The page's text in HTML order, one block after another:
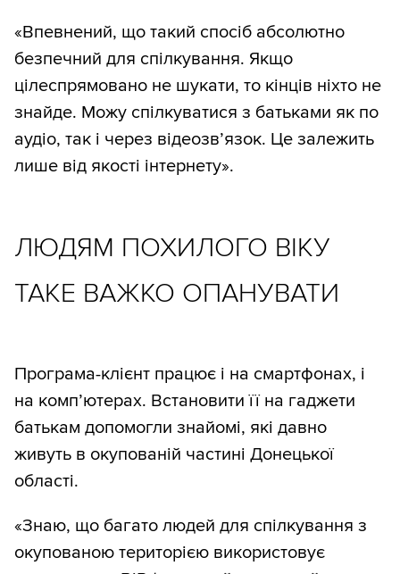
«Впевнений, що такий спосіб абсолютно
безпечний для спілкування. Якщо
цілеспрямовано не шукати, то кінців ніхто не
знайде. Можу спілкуватися з батьками як по
аудіо, так і через відеозв’язок. Це залежить
лише від якості інтернету».
ЛЮДЯМ ПОХИЛОГО ВІКУ
ТАКЕ ВАЖКО ОПАНУВАТИ
Програма-клієнт працює і на смартфонах, і
на комп’ютерах. Встановити її на гаджети
батькам допомогли знайомі, які давно
живуть в окупованій частині Донецької
області.
«Знаю, що багато людей для спілкування з
окупованою територією використовує